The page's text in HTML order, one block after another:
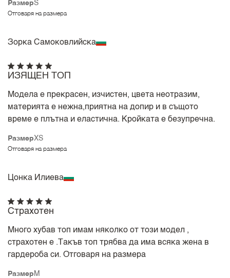
РазмерS
Отговаря на размера
Зорка Самоковлийска
РазмерXS
Отговаря на размера
ИЗЯЩЕН ТОП
Модела е прекрасен, изчистен, цвета неотразим,
материята е нежна,приятна на допир и в същото
време е плътна и еластична. Кройката е безупречна.
Цонка Илиева
Размер M
Страхотен
Много хубав топ имам няколко от този модел ,
страхотен е .Такъв топ трябва да има всяка жена в
гардероба си. Отговаря на размера